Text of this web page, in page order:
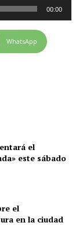
00:00
WhatsApp
el
este sábado
el
en la ciudad